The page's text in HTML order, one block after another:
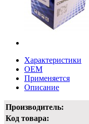
Характеристики
OEM
Применяется
Описание
Производитель:
Код товара: